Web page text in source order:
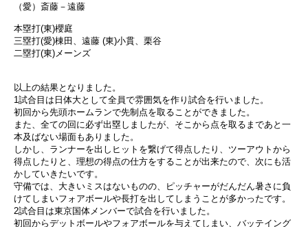
（愛）斎藤－遠藤
本塁打(東)櫻庭
三塁打(愛)棟田、遠藤 (東)小貫、栗谷
二塁打(東)メーンズ
以上の結果となりました。
1試合目は日体大として全員で雰囲気を作り試合を行いました。
初回から先頭ホームランで先制点を取ることができました。
また、全ての回に必ず出塁しましたが、そこから点を取るまであと一
本及ばない場面もありました。
しかし、ランナーを出しヒットを繋げて得点したり、ツーアウトから
得点したりと、理想の得点の仕方をすることが出来たので、次にも活
かしていきたいです。
守備では、大きいミスはないものの、ピッチャーがだんだん暑さに負
けてしまいフォアボールや長打を出してしまうことが多かったです。
2試合目は東京国体メンバーで試合を行いました。
初回からデットボールやフォアボールを与えてしまい、バッテイング